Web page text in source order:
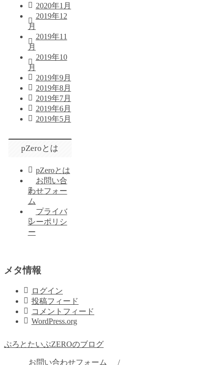
2020年1月
2019年12
月
2019年11
月
2019年10
月
2019年9月
2019年8月
2019年7月
2019年6月
2019年5月
pZeroとは
pZeroとは
お問い合
わせフォー
ム
プライバ
シーポリシ
ー
メタ情報
ログイン
投稿フィード
コメントフィード
WordPress.org
ぷろとたいぷZEROのブログ
お問い合わせフォーム